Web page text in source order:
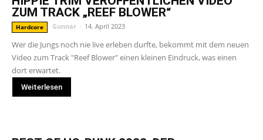
ZUM TRACK „REEF BLOWER“
Hardcore Gunnar - 14. April 2023
Wer die Jungs noch nie live erleben durfte, bekommt mit dem neuen
Video zum Track "Reef Blower" einen kleinen Eindruck, was einen
dort erwartet.
Weiterlesen